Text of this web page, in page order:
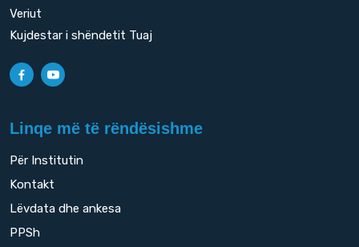
Veriut
Kujdestar i shëndetit Tuaj
Linqe më të rëndësishme
Për Institutin
Kontakt
Lëvdata dhe ankesa
PPSh